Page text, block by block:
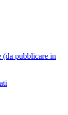
(da pubblicare in